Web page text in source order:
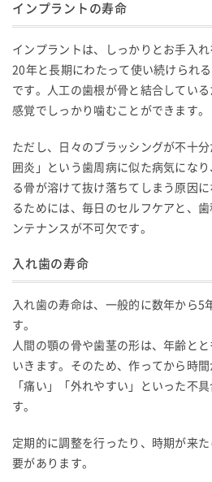
インプラントの寿命
インプラントは、しっかりとお手入れ
20年と長期にわたって使い続けられ
です。人工の歯根が骨と結合してい
感覚でしっかり噛むことができます。
ただし、日々のブラッシングが不十
囲炎」という歯周病に似た病気にな
る骨が溶けて抜け落ちてしまう原因
るためには、毎日のセルフケアと、
ンテナンスが不可欠です。
入れ歯の寿命
入れ歯の寿命は、一般的に数年から5
す。
人間の顎の骨や歯茎の形は、年齢と
いきます。そのため、作ってから時間
「痛い」「外れやすい」といった不
す。
定期的に調整を行ったり、時期が来
要があります。